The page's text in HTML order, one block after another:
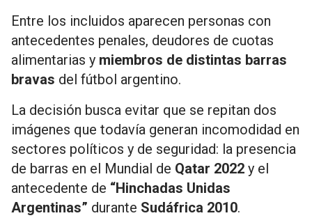
Entre los incluidos aparecen personas con
antecedentes penales, deudores de cuotas
alimentarias y miembros de distintas barras
bravas del fútbol argentino.
La decisión busca evitar que se repitan dos
imágenes que todavía generan incomodidad en
sectores políticos y de seguridad: la presencia
de barras en el Mundial de Qatar 2022 y el
antecedente de “Hinchadas Unidas
Argentinas” durante Sudáfrica 2010.